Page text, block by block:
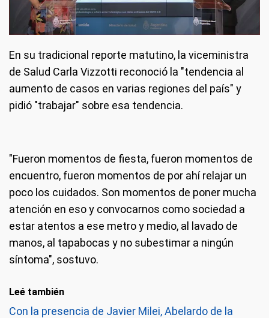
En su tradicional reporte matutino, la viceministra
de Salud Carla Vizzotti reconoció la "tendencia al
aumento de casos en varias regiones del país" y
pidió "trabajar" sobre esa tendencia.
"Fueron momentos de fiesta, fueron momentos de
encuentro, fueron momentos de por ahí relajar un
poco los cuidados. Son momentos de poner mucha
atención en eso y convocarnos como sociedad a
estar atentos a ese metro y medio, al lavado de
manos, al tapabocas y no subestimar a ningún
síntoma", sostuvo.
Leé también
Con la presencia de Javier Milei, Abelardo de la